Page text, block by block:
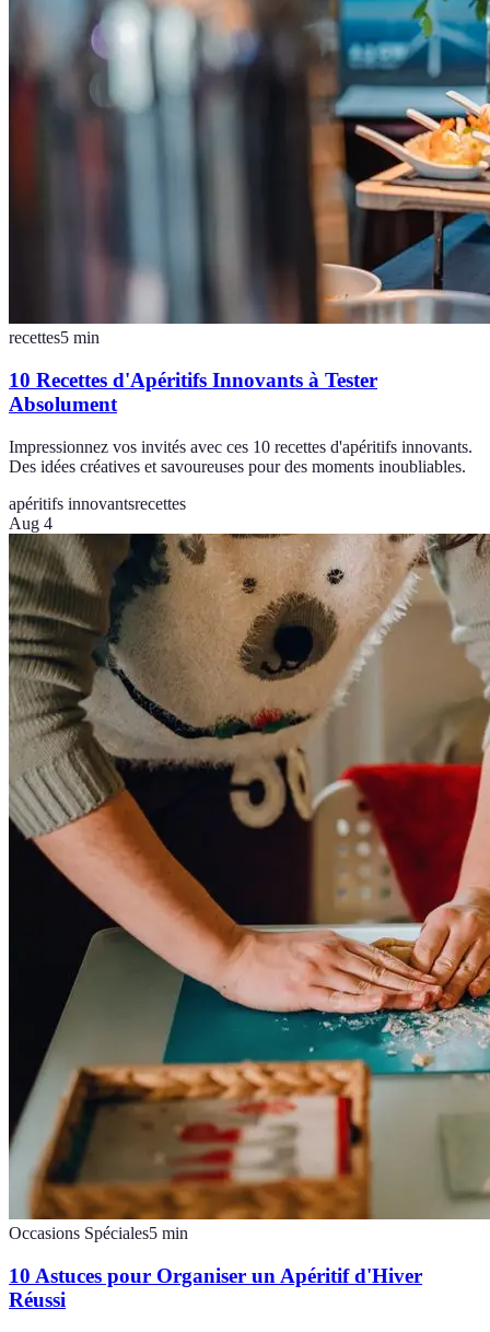
recettes5 min
10 Recettes d'Apéritifs Innovants à Tester
Absolument
Impressionnez vos invités avec ces 10 recettes d'apéritifs innovants.
Des idées créatives et savoureuses pour des moments inoubliables.
apéritifs innovantsrecettes
Aug 4
Occasions Spéciales5 min
10 Astuces pour Organiser un Apéritif d'Hiver
Réussi